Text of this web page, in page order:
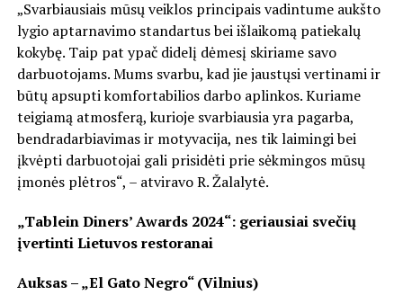
„Svarbiausiais mūsų veiklos principais vadintume aukšto
lygio aptarnavimo standartus bei išlaikomą patiekalų
kokybę. Taip pat ypač didelį dėmesį skiriame savo
darbuotojams. Mums svarbu, kad jie jaustųsi vertinami ir
būtų apsupti komfortabilios darbo aplinkos. Kuriame
teigiamą atmosferą, kurioje svarbiausia yra pagarba,
bendradarbiavimas ir motyvacija, nes tik laimingi bei
įkvėpti darbuotojai gali prisidėti prie sėkmingos mūsų
įmonės plėtros“, – atviravo R. Žalalytė.
„Tablein Diners’ Awards 2024“: geriausiai svečių
įvertinti Lietuvos restoranai
Auksas – „El Gato Negro“ (Vilnius)